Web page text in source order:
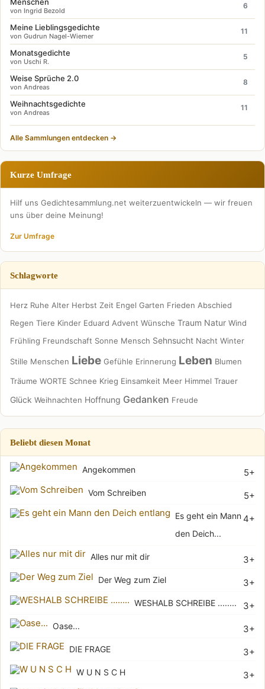
von Ingrid Bezold
6
Meine Lieblingsgedichte
von Gudrun Nagel-Wiemer
11
Monatsgedichte
von Uschi R.
5
Weise Sprüche 2.0
von Andreas
8
Weihnachtsgedichte
von Andreas
11
Alle Sammlungen entdecken →
Kurze Umfrage
Hilf uns Gedichtesammlung.net weiterzuentwickeln — wir freuen
uns über deine Meinung!
Zur Umfrage
Schlagworte
Herz Ruhe Alter Herbst Zeit Engel Garten Frieden Abschied
Regen Tiere Kinder Eduard Advent Wünsche Traum Natur Wind
Frühling Freundschaft Sonne Mensch Sehnsucht Nacht Winter
Stille Menschen Liebe Gefühle Erinnerung Leben Blumen
Träume WORTE Schnee Krieg Einsamkeit Meer Himmel Trauer
Glück Weihnachten Hoffnung Gedanken Freude
Beliebt diesen Monat
5+
Angekommen
5+
Vom Schreiben
4+
Es geht ein Mann
den Deich...
3+
Alles nur mit dir
3+
Der Weg zum Ziel
3+
WESHALB SCHREIBE ........
3+
Oase...
3+
DIE FRAGE
3+
W U N S C H